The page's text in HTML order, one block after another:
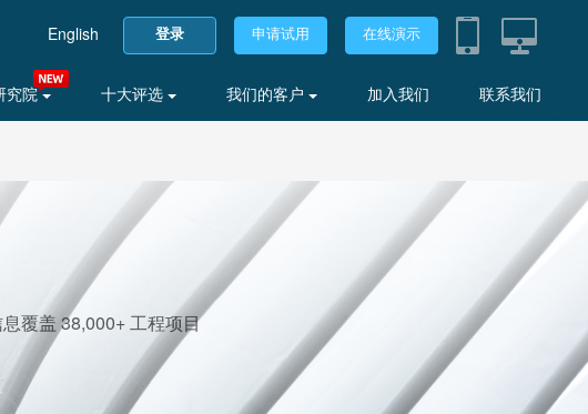
English 登录 申请试用 在线演示
究院 十大评选 我们的客户 加入我们 联系我们
覆盖 38,000+ 工程项目